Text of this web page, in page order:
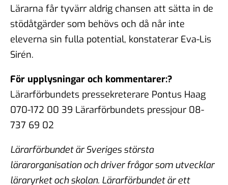
Lärarna får tyvärr aldrig chansen att sätta in de
stödåtgärder som behövs och då når inte
eleverna sin fulla potential, konstaterar Eva-Lis
Sirén.
För upplysningar och kommentarer:?
Lärarförbundets pressekreterare Pontus Haag
070-172 00 39 Lärarförbundets pressjour 08-
737 69 02
Lärarförbundet är Sveriges största
lärarorganisation och driver frågor som utvecklar
läraryrket och skolan. Lärarförbundet är ett